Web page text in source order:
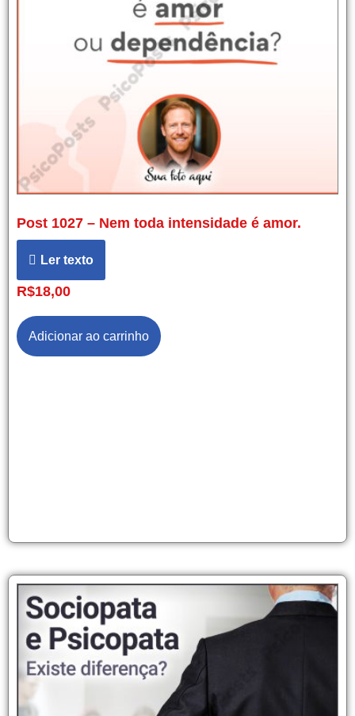
Post 1027 – Nem toda intensidade é amor.
Ler texto
R$18,00
Adicionar ao carrinho